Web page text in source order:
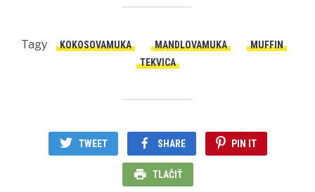
Tagy KOKOSOVAMUKA MANDLOVAMUKA
MUFFIN
TEKVICA
TWEET SHARE PIN IT
TLAČIŤ